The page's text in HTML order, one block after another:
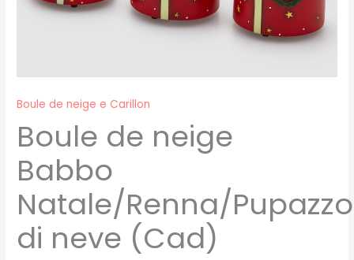
Boule de neige e Carillon
Boule de neige
Babbo
Natale/Renna/Pupazzo
di neve (Cad)